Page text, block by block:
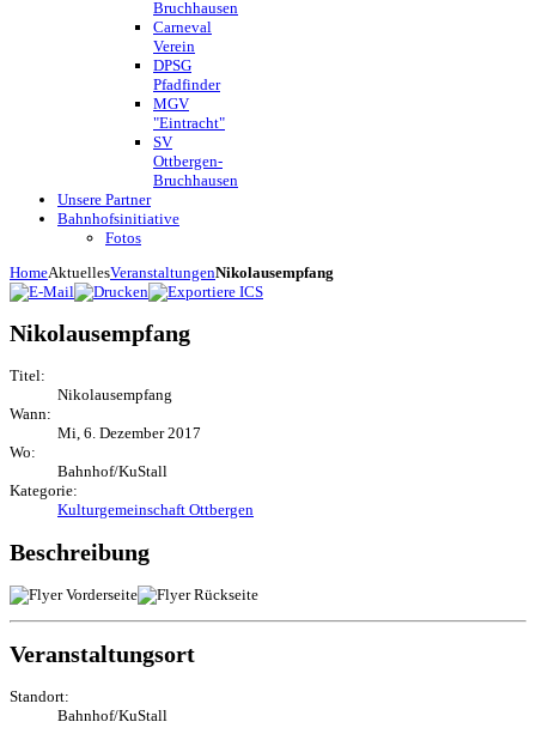
Bruchhausen
Carneval
Verein
DPSG
Pfadfinder
MGV
"Eintracht"
SV
Ottbergen-
Bruchhausen
Unsere Partner
Bahnhofsinitiative
Fotos
HomeAktuellesVeranstaltungenNikolausempfang
Nikolausempfang
Titel:
Nikolausempfang
Wann:
Mi, 6. Dezember 2017
Wo:
Bahnhof/KuStall
Kategorie:
Kulturgemeinschaft Ottbergen
Beschreibung
Veranstaltungsort
Standort:
Bahnhof/KuStall